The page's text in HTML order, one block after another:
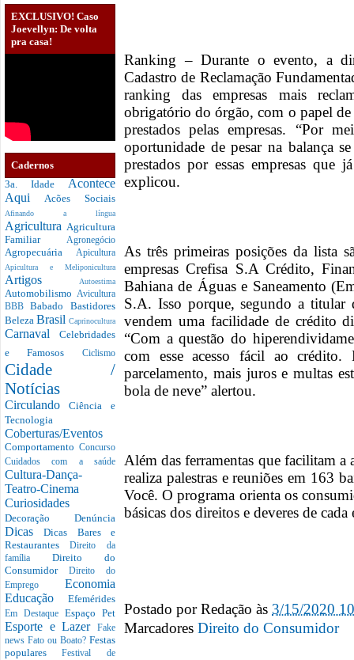
EXCLUSIVO! Caso
Joevellyn: De volta
pra casa!
Cadernos
3a. Idade Acontece
Aqui Acões Sociais
Afinando a língua
Agricultura Agricultura
Familiar Agronegócio
Agropecuária Apicultura
Apicultura e Meliponicultura
Artigos Autoestima
Automobilismo Avicultura
BBBBabado Bastidores
Beleza Brasil Caprinocultura
Carnaval Celebridades
e Famosos Ciclismo
Cidade /
Notícias
CirculandoCiência e
Tecnologia
Coberturas/Eventos
Comportamento Concurso
Cuidados com a saúde
Cultura-Dança-
Teatro-Cinema
Curiosidades
Decoração Denúncia
DicasDicas Bares e
RestaurantesDireito da
família Direito do
Consumidor Direito do
Emprego Economia
Educação Efemérides
Em Destaque Espaço Pet
Esporte e Lazer
Fake
news Fato ou Boato? Festas
popularesFestival de
Ranking – Durante o evento, a
Cadastro de Reclamação
ranking das empresas mais
obrigatório do órgão, com o papel
prestados pelas empresas. “Por
oportunidade de pesar na balança
prestados por essas empresas que
explicou.
As três primeiras posições da lista
empresas Crefisa S.A Crédito,
Bahiana de Águas e Saneamento
S.A. Isso porque, segundo a titular
vendem uma facilidade de crédito
“Com a questão do
com esse acesso fácil ao
parcelamento, mais juros e multas
bola de neve” alertou.
Além das ferramentas que facilitam a
realiza palestras e reuniões em 163
Você. O programa orienta os
básicas dos direitos e deveres de cada
Postado porRedação às 3/15/2020
Marcadores Direito do Consumidor